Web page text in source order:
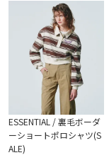
ESSENTIAL / 裏毛ボーダ
ーショートポロシャツ(S
ALE)